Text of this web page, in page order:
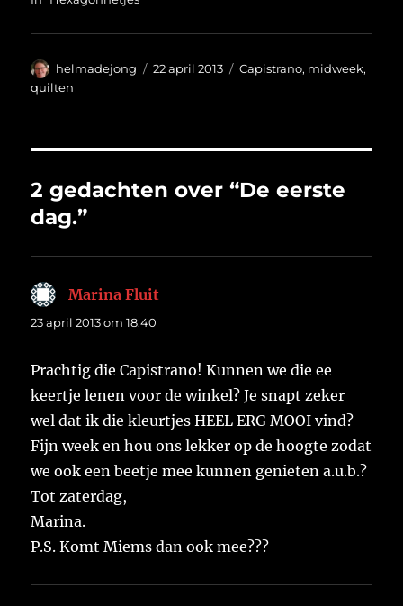
Auteur
helmadejong
Geplaatst
22 april 2013 Categorieën
Capistrano, midweek,
quilten
2 gedachten over “De eerste
dag.”
Marina Fluit
23 april 2013 om 18:40
Prachtig die Capistrano! Kunnen we die ee
keertje lenen voor de winkel? Je snapt zeker
wel dat ik die kleurtjes HEEL ERG MOOI vind?
Fijn week en hou ons lekker op de hoogte zodat
we ook een beetje mee kunnen genieten a.u.b.?
Tot zaterdag,
Marina.
P.S. Komt Miems dan ook mee???